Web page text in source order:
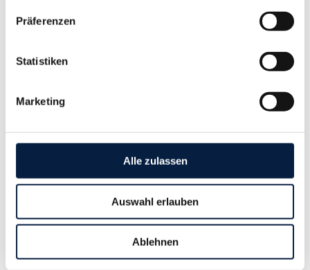
Präferenzen
Statistiken
Marketing
Alle zulassen
Auswahl erlauben
Ablehnen
gelegenen Arbeitszimmern ist generell und vor allem bei
möglich. Schließlich muss das Arbeitszimmer den Mittelpunkt
der gesamten Tätigkeit bilden. Einen...
Langtext
empfehlen drucken
Zur Abzugsfähigkeit von Aufwendungen aus Stock
Juli 2019